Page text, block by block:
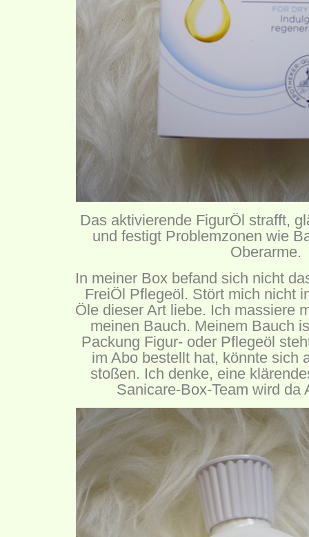
Das aktivierende FigurÖl strafft,
und festigt Problemzonen wie
Oberarme.
In meiner Box befand sich nicht
FreiÖl Pflegeöl. Stört mich nicht
Öle dieser Art liebe. Ich massiere
meinen Bauch. Meinem Bauch
Packung Figur- oder Pflegeöl
im Abo bestellt hat, könnte sich
stoßen. Ich denke, eine
Sanicare-Box-Team wird da